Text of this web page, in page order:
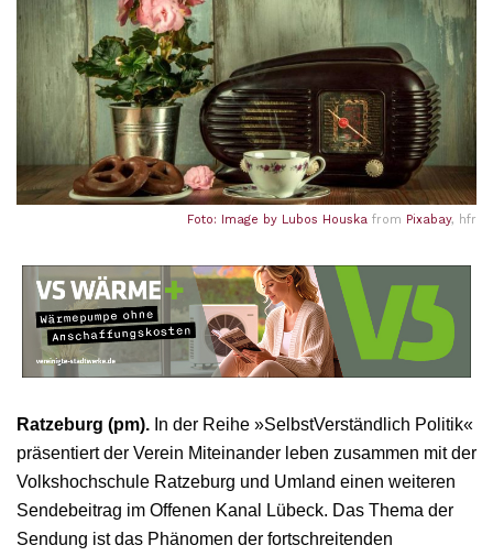
Foto: Image by Lubos Houska from Pixabay, hfr
Ratzeburg (pm). In der Reihe »SelbstVerständlich Politik«
präsentiert der Verein Miteinander leben zusammen mit der
Volkshochschule Ratzeburg und Umland einen weiteren
Sendebeitrag im Offenen Kanal Lübeck. Das Thema der
Sendung ist das Phänomen der fortschreitenden